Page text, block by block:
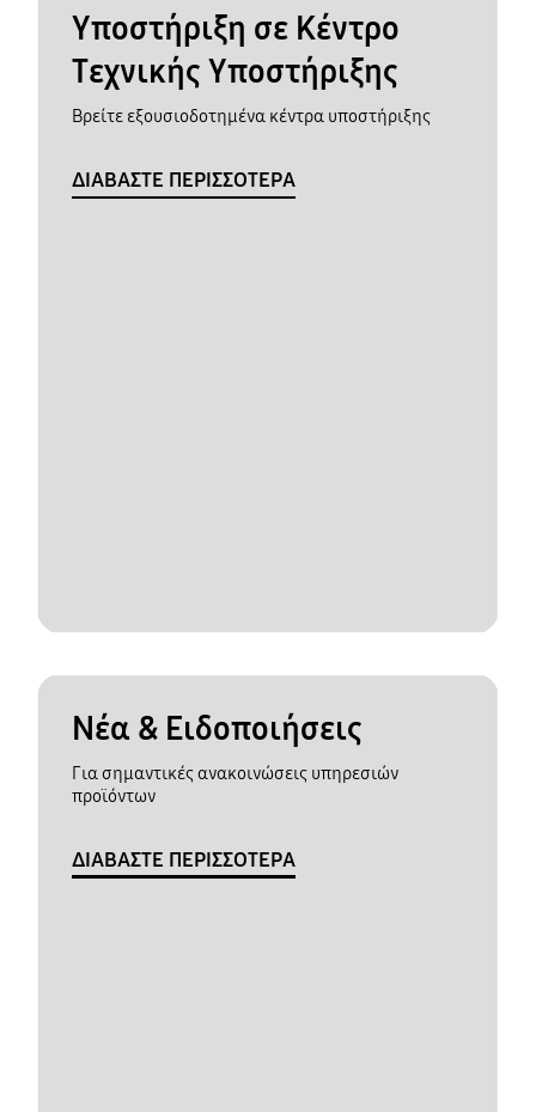
Υποστήριξη σε Κέντρο
Τεχνικής Υποστήριξης
Βρείτε εξουσιοδοτημένα κέντρα υποστήριξης
ΔΙΑΒΑΣΤΕ ΠΕΡΙΣΣΟΤΕΡΑ
Νέα & Ειδοποιήσεις
Για σημαντικές ανακοινώσεις υπηρεσιών
προϊόντων
ΔΙΑΒΑΣΤΕ ΠΕΡΙΣΣΟΤΕΡΑ